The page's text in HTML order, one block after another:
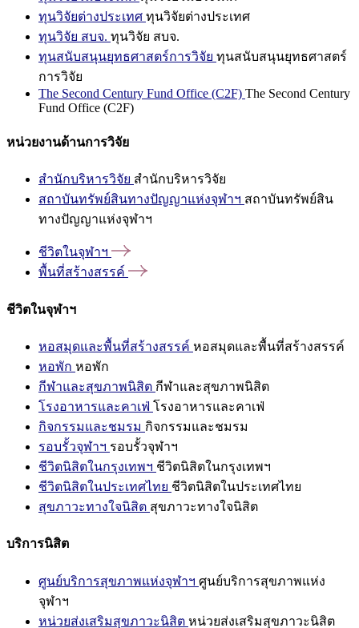
ทุนวิจัยต่างประเทศ ทุนวิจัยต่างประเทศ
ทุนวิจัย สบจ. ทุนวิจัย สบจ.
ทุนสนับสนุนยุทธศาสตร์การวิจัย ทุนสนับสนุนยุทธศาสตร์
การวิจัย
The Second Century Fund Office (C2F) The Second Century
Fund Office (C2F)
หน่วยงานด้านการวิจัย
สำนักบริหารวิจัย สำนักบริหารวิจัย
สถาบันทรัพย์สินทางปัญญาแห่งจุฬาฯ สถาบันทรัพย์สิน
ทางปัญญาแห่งจุฬาฯ
ชีวิตในจุฬาฯ
พื้นที่สร้างสรรค์
ชีวิตในจุฬาฯ
หอสมุดและพื้นที่สร้างสรรค์ หอสมุดและพื้นที่สร้างสรรค์
หอพัก หอพัก
กีฬาและสุขภาพนิสิต กีฬาและสุขภาพนิสิต
โรงอาหารและคาเฟ่ โรงอาหารและคาเฟ่
กิจกรรมและชมรม กิจกรรมและชมรม
รอบรั้วจุฬาฯ รอบรั้วจุฬาฯ
ชีวิตนิสิตในกรุงเทพฯ ชีวิตนิสิตในกรุงเทพฯ
ชีวิตนิสิตในประเทศไทย ชีวิตนิสิตในประเทศไทย
สุขภาวะทางใจนิสิต สุขภาวะทางใจนิสิต
บริการนิสิต
ศูนย์บริการสุขภาพแห่งจุฬาฯ ศูนย์บริการสุขภาพแห่ง
จุฬาฯ
หน่วยส่งเสริมสุขภาวะนิสิต หน่วยส่งเสริมสุขภาวะนิสิต